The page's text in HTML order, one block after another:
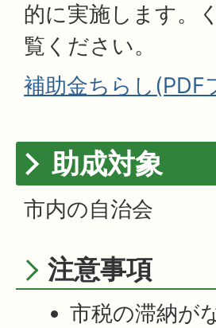
的に実施します。
覧ください。
補助金ちらし(PDF
助成対象
市内の自治会
注意事項
市税の滞納が